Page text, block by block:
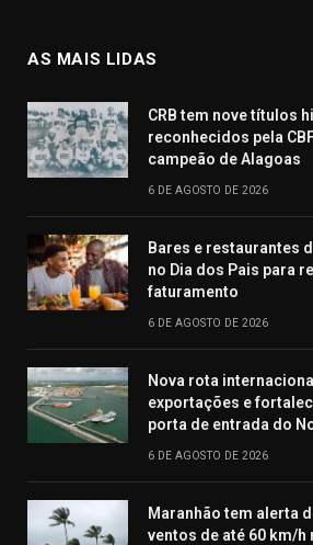
AS MAIS LIDAS
CRB tem nove títulos
reconhecidos pela
campeão de Alagoas
6 DE AGOSTO DE 2026
Bares e restaurantes
no Dia dos Pais para
faturamento
6 DE AGOSTO DE 2026
Nova rota
exportações e
porta de entrada do
6 DE AGOSTO DE 2026
Maranhão tem alerta
ventos de até 60 km/